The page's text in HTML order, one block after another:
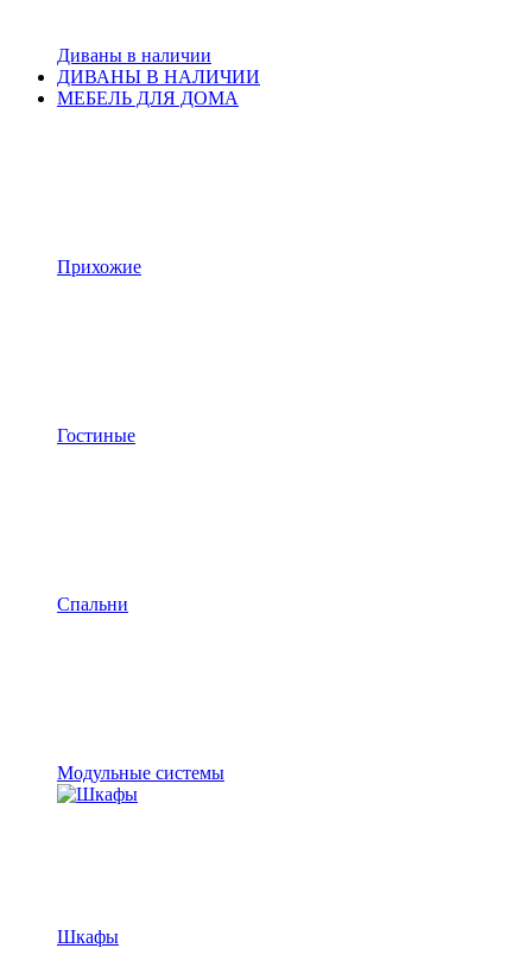
Диваны в наличии
ДИВАНЫ В НАЛИЧИИ
МЕБЕЛЬ ДЛЯ ДОМА
Прихожие
Гостиные
Спальни
Модульные системы
Шкафы